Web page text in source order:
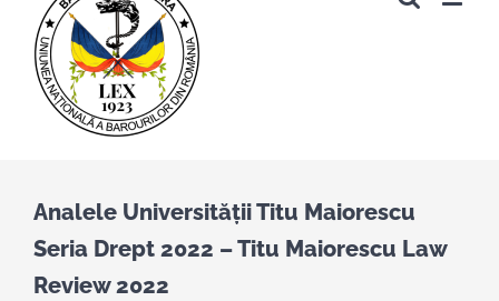
Analele Universității Titu Maiorescu
Seria Drept 2022 – Titu Maiorescu Law
Review 2022